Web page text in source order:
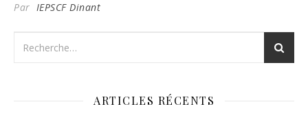
Par IEPSCF Dinant
ARTICLES RÉCENTS